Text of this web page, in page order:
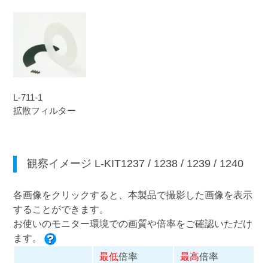
L-711-1
拡散フィルター
観察イメージ L-KIT1237 / 1238 / 1239 / 1240
各画像をクリックすると、本製品で撮影した画像を表示
することができます。
お使いのモニター環境での画質や倍率をご確認いただけ
ます。
最低倍率 最高倍率